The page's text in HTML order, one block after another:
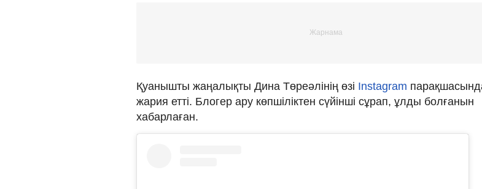
Қуанышты жаңалықты Дина Төреәлінің өзі Instagram
жария етті. Блогер ару көпшіліктен сүйінші сұрап, ұлды болғанын
хабарлаған.